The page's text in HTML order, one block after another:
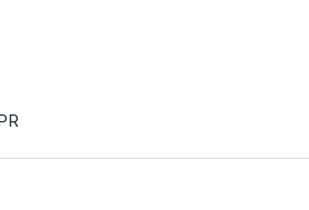
imóvel estarão disponíveis em breve.